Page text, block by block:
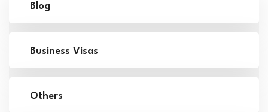
Blog
Business Visas
Others